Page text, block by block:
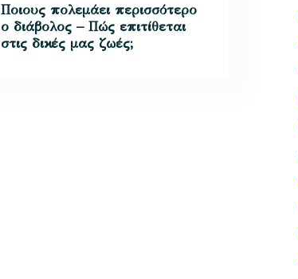
Ποιους πολεμάει περισσότερο
ο διάβολος – Πώς επιτίθεται
στις δικές μας ζωές;